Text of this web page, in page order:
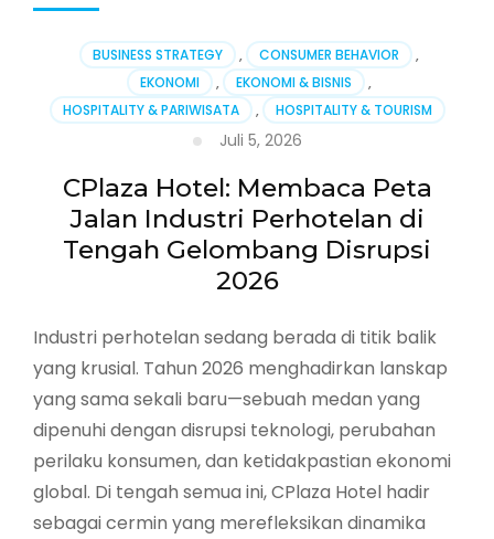
BUSINESS STRATEGY , CONSUMER BEHAVIOR
,
EKONOMI
, EKONOMI & BISNIS
,
HOSPITALITY & PARIWISATA
, HOSPITALITY & TOURISM
Juli 5, 2026
CPlaza Hotel: Membaca Peta
Jalan Industri Perhotelan di
Tengah Gelombang Disrupsi
2026
Industri perhotelan sedang berada di titik balik
yang krusial. Tahun 2026 menghadirkan lanskap
yang sama sekali baru—sebuah medan yang
dipenuhi dengan disrupsi teknologi, perubahan
perilaku konsumen, dan ketidakpastian ekonomi
global. Di tengah semua ini, CPlaza Hotel hadir
sebagai cermin yang merefleksikan dinamika